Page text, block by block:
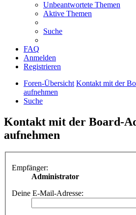
Unbeantwortete Themen
Aktive Themen
Suche
FAQ
Anmelden
Registrieren
Foren-Übersicht Kontakt mit der
aufnehmen
Suche
Kontakt mit der Board-
aufnehmen
Empfänger:
Administrator
Deine E-Mail-Adresse: